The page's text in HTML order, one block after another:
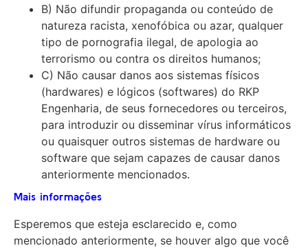
B) Não difundir propaganda ou conteúdo de
natureza racista, xenofóbica ou azar, qualquer
tipo de pornografia ilegal, de apologia ao
terrorismo ou contra os direitos humanos;
C) Não causar danos aos sistemas físicos
(hardwares) e lógicos (softwares) do RKP
Engenharia, de seus fornecedores ou terceiros,
para introduzir ou disseminar vírus informáticos
ou quaisquer outros sistemas de hardware ou
software que sejam capazes de causar danos
anteriormente mencionados.
Mais informações
Esperemos que esteja esclarecido e, como
mencionado anteriormente, se houver algo que você